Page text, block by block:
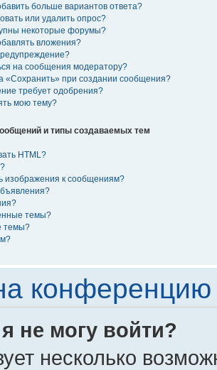
больше вариантов ответа?
или удалить опрос?
некоторые форумы?
вложения?
на сообщения модератору?
«Сохранить» при создании сообщения?
требует одобрения?
мою тему?
и типы создаваемых тем
HTML?
изображения к сообщениям?
темы?
темы?
конференцию
не могу войти?
несколько